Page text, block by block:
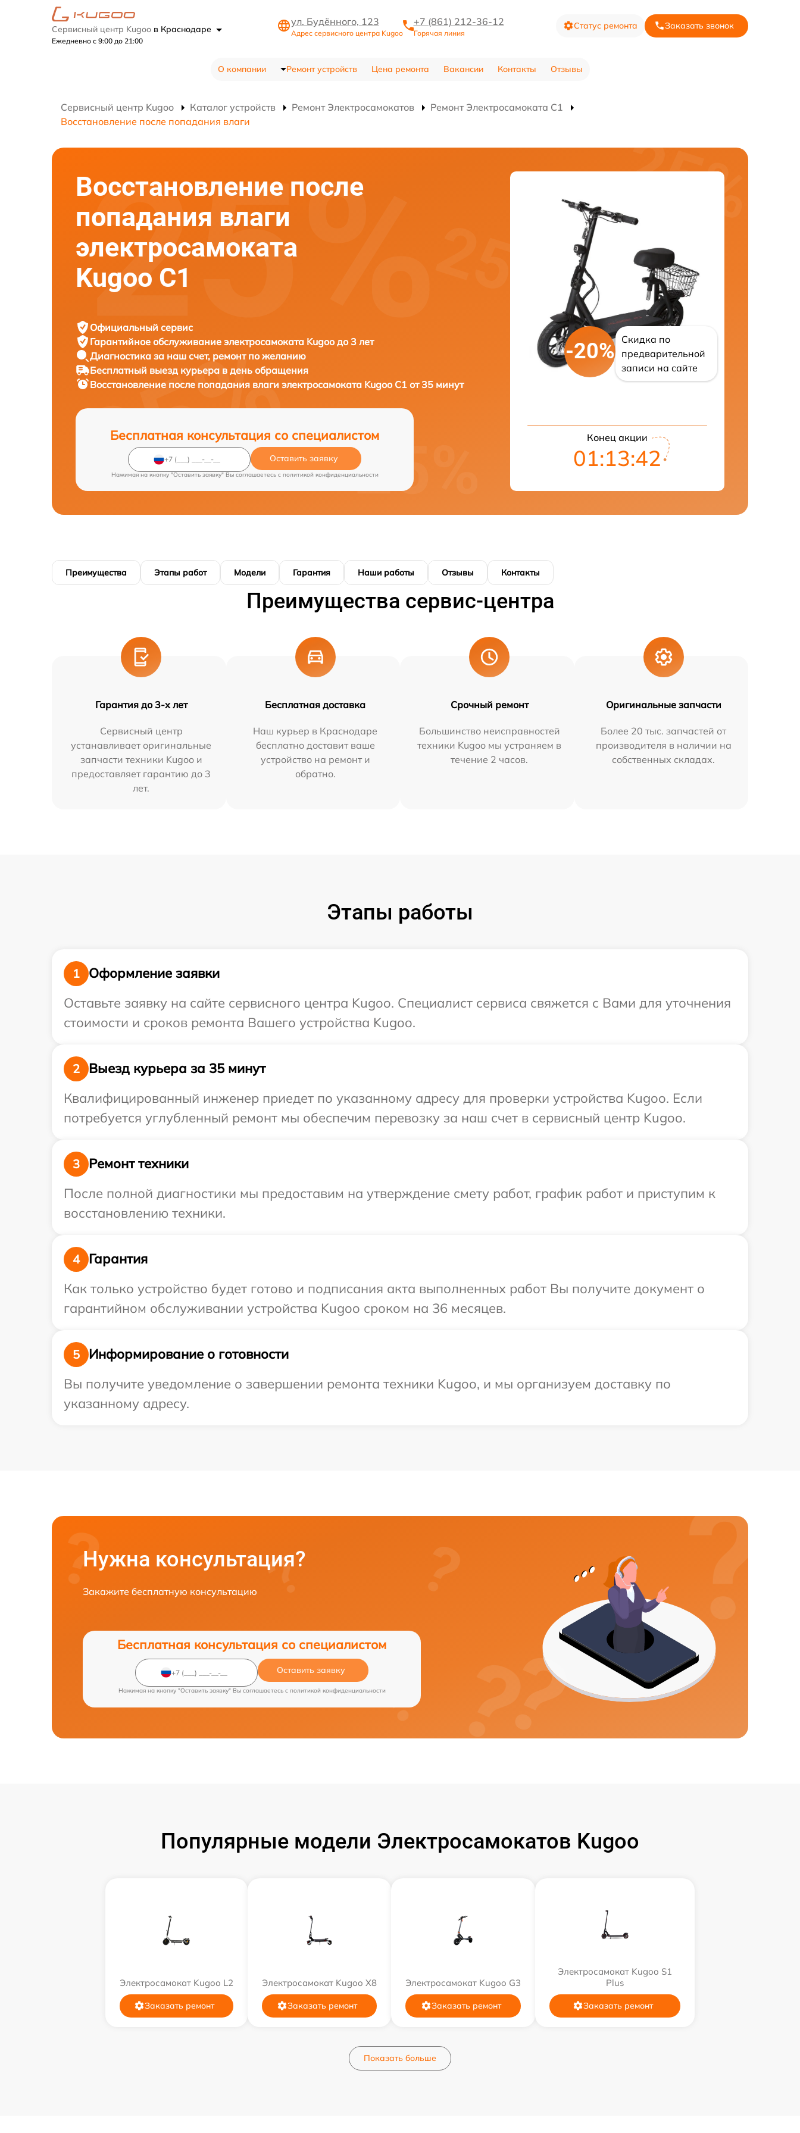
Сервисный центр Kugoo в Краснодаре
Ежедневно с 9:00 до 21:00
ул. Будённого, 123
Адрес сервисного центра Kugoo
+7 (861) 212-36-12
Горячая линия
Статус ремонта Заказать звонок
О компании Ремонт устройств Цена ремонта Вакансии Контакты Отзывы
Сервисный центр Kugoo Каталог устройств Ремонт Электросамокатов
Ремонт Электросамоката C1
Восстановление после попадания влаги
Восстановление после
попадания влаги
электросамоката
Kugoo C1
Официальный сервис
Гарантийное обслуживание электросамоката Kugoo до 3 лет
Диагностика за наш счет, ремонт по желанию
Бесплатный выезд курьера в день обращения
Восстановление после попадания влаги электросамоката Kugoo C1 от 35 минут
Бесплатная консультация со специалистом
Оставить заявку
Нажимая на кнопку "Оставить заявку" Вы соглашаетесь c политикой конфиденциальности
-20%
Скидка по
предварительной
записи на сайте
Конец акции
01:13:41
Преимущества Этапы работ Модели Гарантия Наши работы Отзывы Контакты
Преимущества сервис-центра
Гарантия до 3-х лет
Сервисный центр
устанавливает оригинальные
запчасти техники Kugoo и
предоставляет гарантию до 3
лет.
Бесплатная доставка
Наш курьер в Краснодаре
бесплатно доставит ваше
устройство на ремонт и
обратно.
Срочный ремонт
Большинство неисправностей
техники Kugoo мы устраняем в
течение 2 часов.
Оригинальные запчасти
Более 20 тыс. запчастей от
производителя в наличии на
собственных складах.
Этапы работы
1
Оформление заявки
Оставьте заявку на сайте сервисного центра Kugoo. Специалист сервиса свяжется с Вами для уточнения
стоимости и сроков ремонта Вашего устройства Kugoo.
2
Выезд курьера за 35 минут
Квалифицированный инженер приедет по указанному адресу для проверки устройства Kugoo. Если
потребуется углубленный ремонт мы обеспечим перевозку за наш счет в сервисный центр Kugoo.
3
Ремонт техники
После полной диагностики мы предоставим на утверждение смету работ, график работ и приступим к
восстановлению техники.
4
Гарантия
Как только устройство будет готово и подписания акта выполненных работ Вы получите документ о
гарантийном обслуживании устройства Kugoo сроком на 36 месяцев.
5
Информирование о готовности
Вы получите уведомление о завершении ремонта техники Kugoo, и мы организуем доставку по
указанному адресу.
Нужна консультация?
Закажите бесплатную консультацию
Бесплатная консультация со специалистом
Оставить заявку
Нажимая на кнопку "Оставить заявку" Вы соглашаетесь c политикой конфиденциальности
Популярные модели Электросамокатов Kugoo
Электросамокат Kugoo L2
Заказать ремонт
Электросамокат Kugoo X8
Заказать ремонт
Электросамокат Kugoo G3
Заказать ремонт
Электросамокат Kugoo S1
Plus
Заказать ремонт
Показать больше